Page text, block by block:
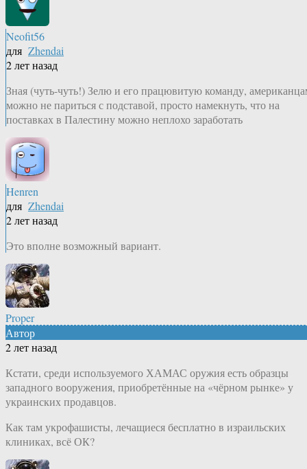
Neofit56
для Zhendai
2 лет назад
Зная (чуть-чуть!) Зелю и его працювитую команду,
можно не париться с подставой, просто намекнуть, что на
поставках в Палестину можно неплохо заработать
Henren
для Zhendai
2 лет назад
Это вполне возможный вариант.
Proper
Автор
2 лет назад
Кстати, среди используемого ХАМАС оружия есть образцы
западного вооружения, приобретённые на «чёрном рынке» у
украинских продавцов.
Как там укрофашисты, лечащиеся бесплатно в израильских
клиниках, всё ОК?